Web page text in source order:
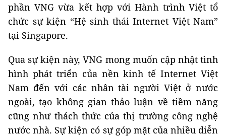
phần VNG vừa kết hợp với Hành trình Việt tổ
chức sự kiện “Hệ sinh thái Internet Việt Nam”
tại Singapore.
Qua sự kiện này, VNG mong muốn cập nhật tình
hình phát triển của nền kinh tế Internet Việt
Nam đến với các nhân tài người Việt ở nước
ngoài, tạo không gian thảo luận về tiềm năng
cũng như thách thức của thị trường công nghệ
nước nhà. Sự kiện có sự góp mặt của nhiều diễn